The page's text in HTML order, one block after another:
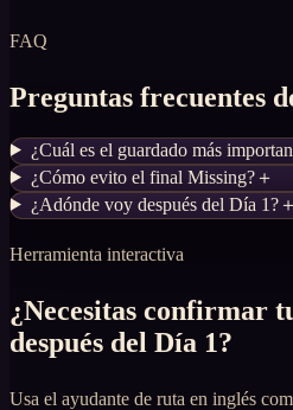
FAQ
Preguntas frecuentes
¿Cuál es el guardado más
¿Cómo evito el final Missing?＋
¿Adónde voy después del Día 1?＋
Herramienta interactiva
¿Necesitas confirmar
después del Día 1?
Usa el ayudante de ruta en inglés